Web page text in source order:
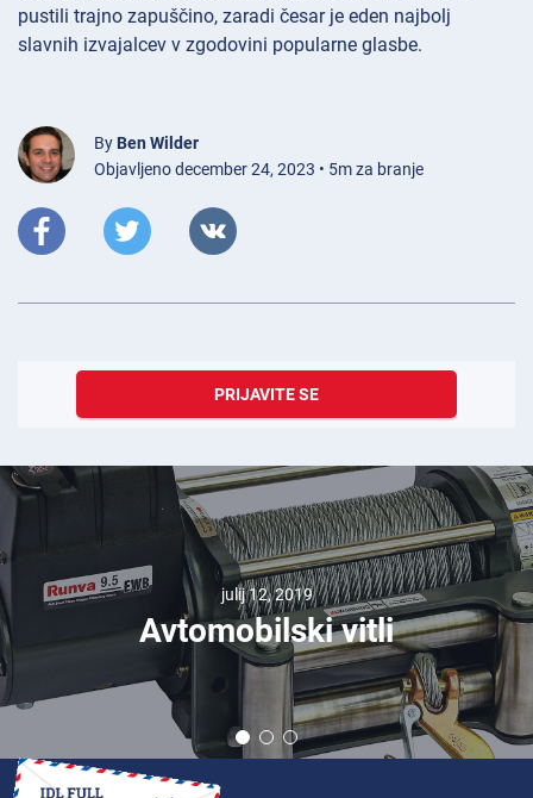
pustili trajno zapuščino, zaradi česar je eden najbolj
slavnih izvajalcev v zgodovini popularne glasbe.
By Ben Wilder
Objavljeno december 24, 2023 • 5m za branje
PRIJAVITE SE
julij 12, 2019
Avtomobilski vitli